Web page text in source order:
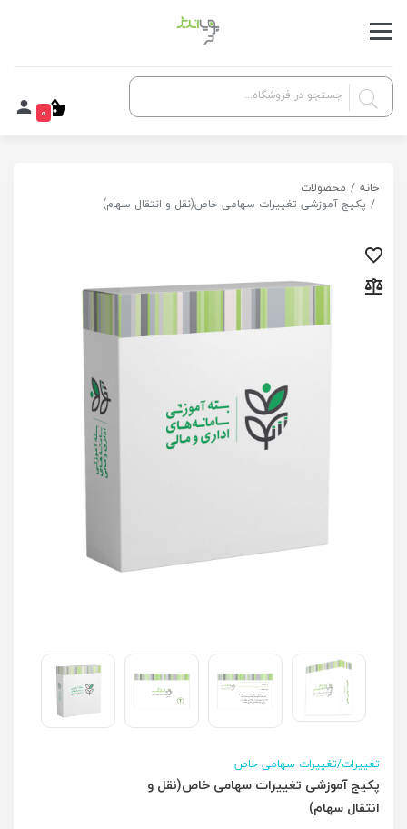
0
خانه
محصولات
پکیج آموزشی تغییرات سهامی خاص(نقل و انتقال سهام)
تغییرات/تغییرات سهامی خاص
پکیج آموزشی تغییرات سهامی خاص(نقل و
انتقال سهام)